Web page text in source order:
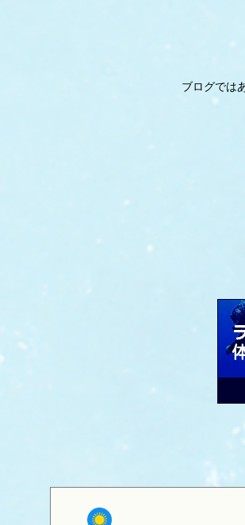
ブログでは